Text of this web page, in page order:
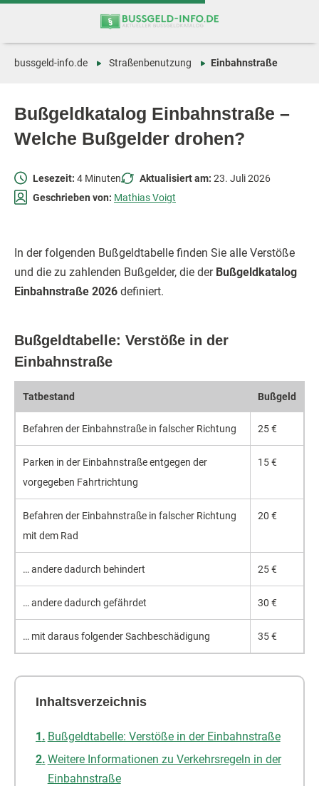
Zum
Zur
Bußgeldkatalog Einbahnstraße –
Welche Bußgelder drohen?
bussgeld-info.de Straßenbenutzung Einbahnstraße
Lesezeit: 4 Minuten Aktualisiert am: 23. Juli 2026
Geschrieben von: Mathias Voigt
In der folgenden Bußgeldtabelle finden Sie alle Verstöße
und die zu zahlenden Bußgelder, die der Bußgeldkatalog
Einbahnstraße 2026 definiert.
Bußgeldtabelle: Verstöße in der
Einbahnstraße
Tatbestand Bußgeld
Befahren der Einbahnstraße in falscher Richtung 25 €
Parken in der Einbahnstraße entgegen der
vorgegeben Fahrtrichtung
15 €
Befahren der Einbahnstraße in falscher Richtung
mit dem Rad
20 €
… andere dadurch behindert 25 €
… andere dadurch gefährdet 30 €
… mit daraus folgender Sachbeschädigung 35 €
Inhaltsverzeichnis
Bußgeldtabelle: Verstöße in der Einbahnstraße
Weitere Informationen zu Verkehrsregeln in der
Einbahnstraße